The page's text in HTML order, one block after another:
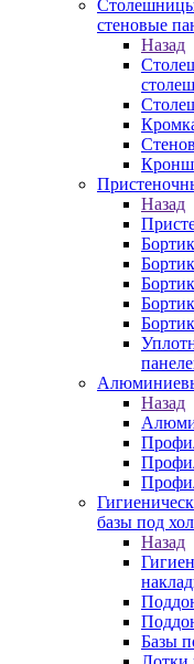
стеновые
Назад
Назад
Назад
базы под
Назад
Базы